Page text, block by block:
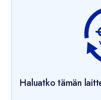
Haluatko tämän